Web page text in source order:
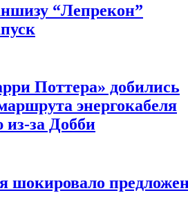
“Лепрекон”
Поттера» добились
энергокабеля
за Добби
шокировало